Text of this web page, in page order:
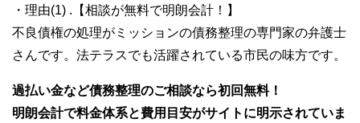
・理由(1) .【相談が無料で明朗会計！】
不良債権の処理がミッションの債務整理の専門家の弁護士
さんです。法テラスでも活躍されている市民の味方です。
過払い金など債務整理のご相談なら初回無料！
明朗会計で料金体系と費用目安がサイトに明示されていま